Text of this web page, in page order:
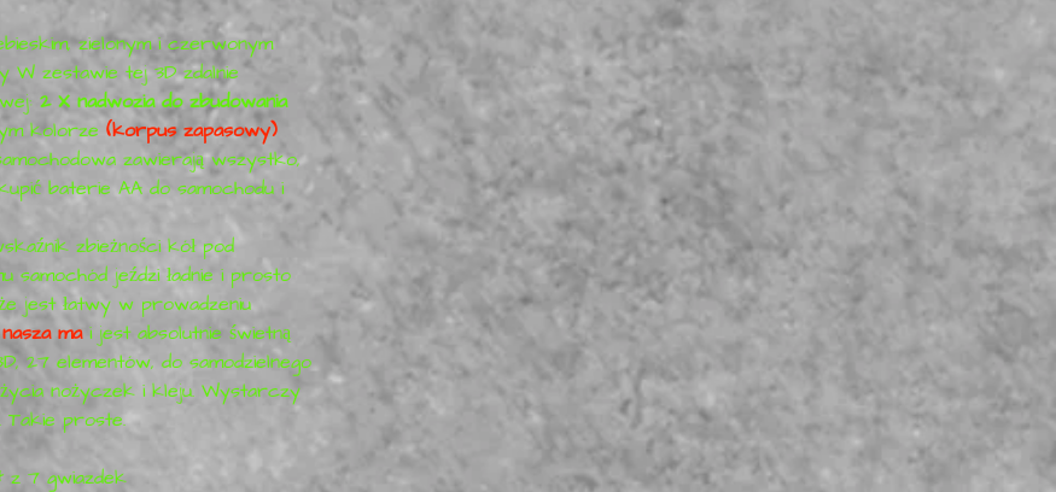
zielonym i czerwonym
W zestawie tej 3D zdalnie
2 X nadwozia do zbudowania
kolorze (korpus zapasowy)
zawierają wszystko,
baterie AA do samochodu i
zbieżności kół pod
samochód jeździ ładnie i prosto
jest łatwy w prowadzeniu
mai jest absolutnie świetną
27 elementów, do samodzielnego
nożyczek i kleju. Wystarczy
Takie proste.
z 7 gwiazdek